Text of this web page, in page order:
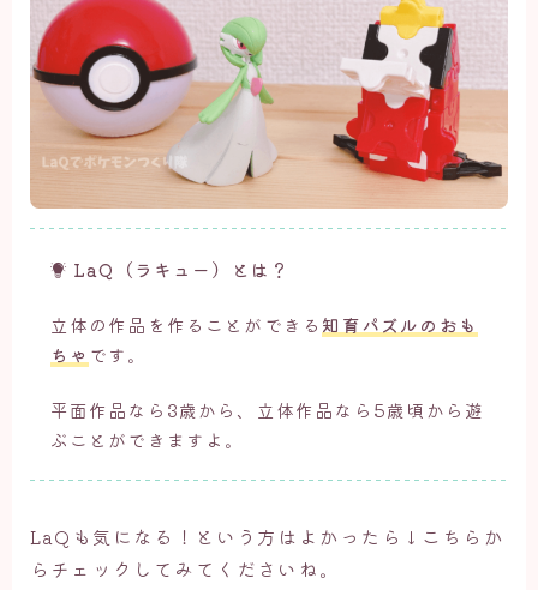
LaQ（ラキュー）とは？
立体の作品を作ることができる 知育パズルのおも
ちゃ です。
平面作品なら3歳から、立体作品なら5歳頃から遊
ぶことができますよ。
LaQも気になる！という方はよかったら↓こちらか
らチェックしてみてくださいね。